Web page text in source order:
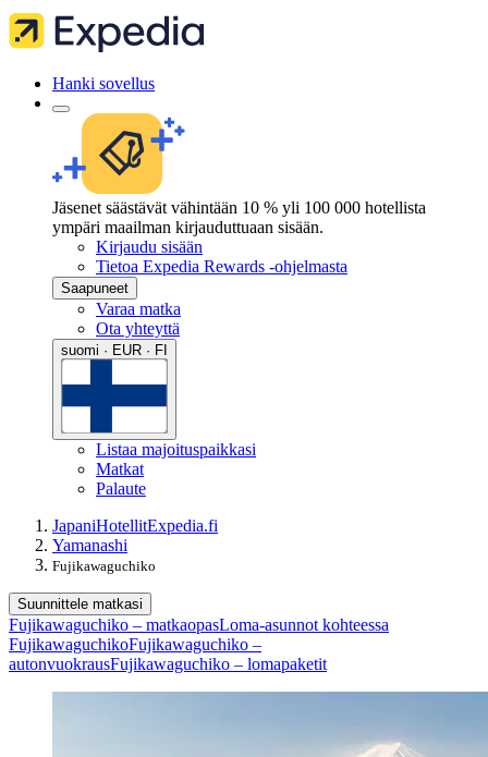
Hanki sovellus
Jäsenet säästävät vähintään 10 % yli 100 000 hotellista
ympäri maailman kirjauduttuaan sisään.
Kirjaudu sisään
Tietoa Expedia Rewards -ohjelmasta
Saapuneet
Varaa matka
Ota yhteyttä
suomi · EUR · FI
Listaa majoituspaikkasi
Matkat
Palaute
JapaniHotellitExpedia.fi
Yamanashi
Fujikawaguchiko
Suunnittele matkasi
Fujikawaguchiko – matkaopasLoma-asunnot kohteessa
FujikawaguchikoFujikawaguchiko –
autonvuokrausFujikawaguchiko – lomapaketit